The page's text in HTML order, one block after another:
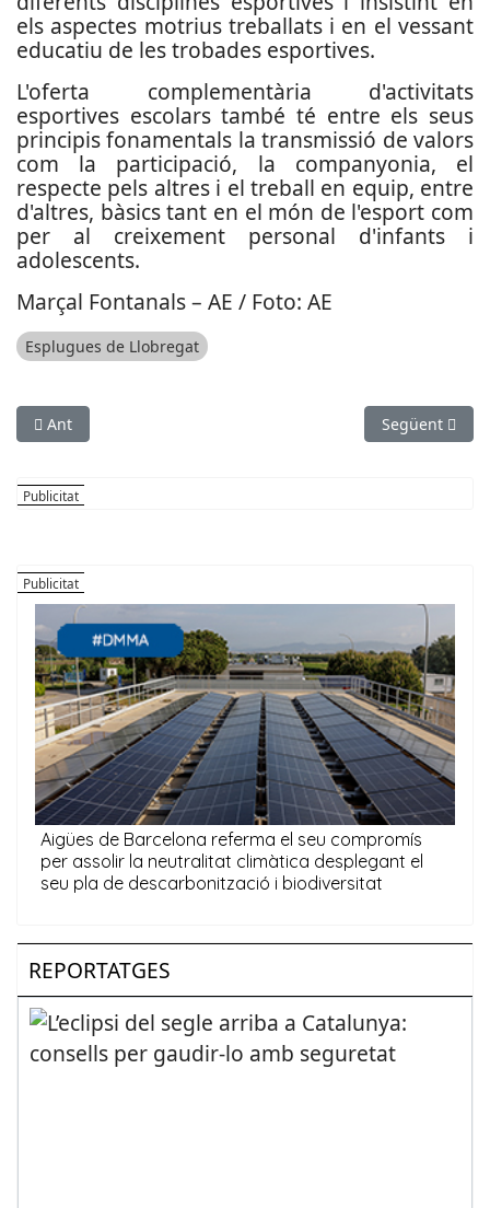
els aspectes motrius treballats i en el vessant
educatiu de les trobades esportives.
L'oferta complementària d'activitats
esportives escolars també té entre els seus
principis fonamentals la transmissió de valors
com la participació, la companyonia, el
respecte pels altres i el treball en equip, entre
d'altres, bàsics tant en el món de l'esport com
per al creixement personal d'infants i
adolescents.
Marçal Fontanals – AE / Foto: AE
Esplugues de Llobregat
Article anterior: Partit Solidari entre la UE Castelldefels i la
Ant Article
Següent
REPORTATGES